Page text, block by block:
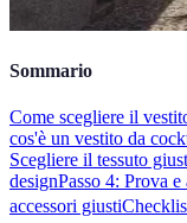
Sommario
Come scegliere il
cos'è un vestito da
Scegliere il tessuto
designPasso 4: Prova
accessori giusti